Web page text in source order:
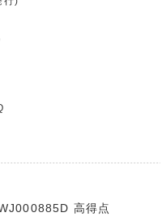
高得点